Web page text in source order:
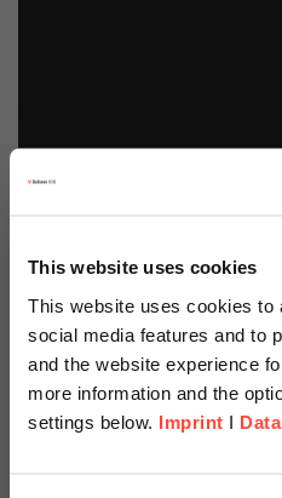
This website uses cookies
This website uses cookies to
social media features and to
and the website experience
more information and the
settings below. Imprint I